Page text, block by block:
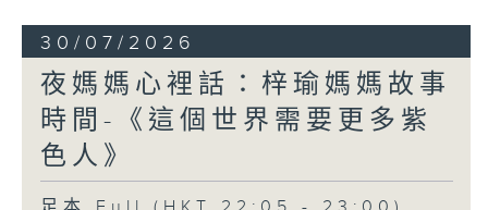
30/07/2026
夜媽媽心裡話：梓瑜媽媽故事
時間-《這個世界需要更多紫
色人》